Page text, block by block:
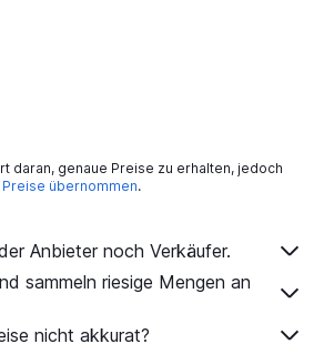
daran, genaue Preise zu erhalten, jedoch
übernommen.
Anbieter noch Verkäufer.
sammeln riesige Mengen an
nicht akkurat?